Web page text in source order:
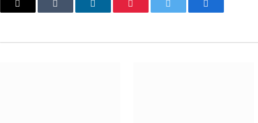
فيسبوك تويتر بينتيريست لينكدإن Tumblr
البريد